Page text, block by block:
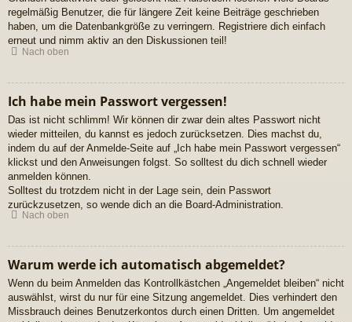
regelmäßig Benutzer, die für längere Zeit keine Beiträge geschrieben
haben, um die Datenbankgröße zu verringern. Registriere dich einfach
erneut und nimm aktiv an den Diskussionen teil!
Nach oben
Ich habe mein Passwort vergessen!
Das ist nicht schlimm! Wir können dir zwar dein altes Passwort nicht
wieder mitteilen, du kannst es jedoch zurücksetzen. Dies machst du,
indem du auf der Anmelde-Seite auf „Ich habe mein Passwort vergessen“
klickst und den Anweisungen folgst. So solltest du dich schnell wieder
anmelden können.
Solltest du trotzdem nicht in der Lage sein, dein Passwort
zurückzusetzen, so wende dich an die Board-Administration.
Nach oben
Warum werde ich automatisch abgemeldet?
Wenn du beim Anmelden das Kontrollkästchen „Angemeldet bleiben“ nicht
auswählst, wirst du nur für eine Sitzung angemeldet. Dies verhindert den
Missbrauch deines Benutzerkontos durch einen Dritten. Um angemeldet